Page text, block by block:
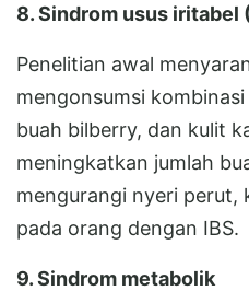
8. Sindrom usus iritabel
Penelitian awal
mengonsumsi
buah bilberry, dan kulit
meningkatkan jumlah
mengurangi nyeri perut,
pada orang dengan IBS.
9. Sindrom metabolik